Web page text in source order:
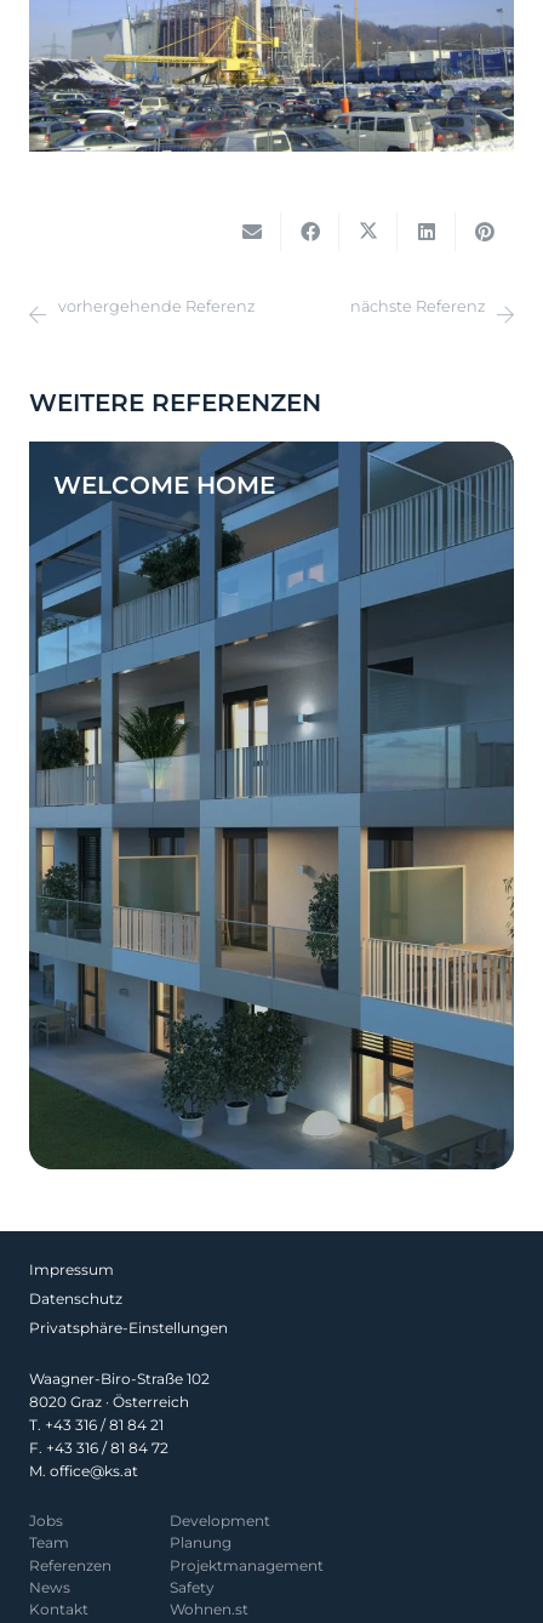
vorhergehende Referenz nächste Referenz
WEITERE REFERENZEN
WELCOME HOME
Impressum
Datenschutz
Privatsphäre-Einstellungen
Waagner-Biro-Straße 102
8020 Graz · Österreich
T. +43 316 / 81 84 21
F. +43 316 / 81 84 72
M. office@ks.at
Jobs
Team
Referenzen
News
Kontakt
Development
Planung
Projekt­management
Safety
Wohnen.st